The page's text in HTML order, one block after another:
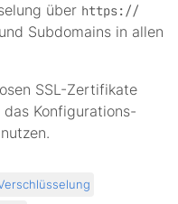
über https://
Subdomains in allen
SSL-Zertifikate
Konfigurations-